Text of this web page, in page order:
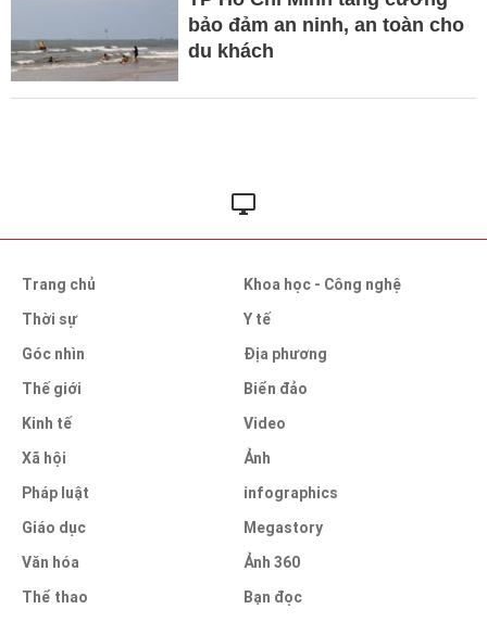
bảo đảm an ninh, an toàn cho
du khách
Trang chủ
Thời sự
Góc nhìn
Thế giới
Kinh tế
Xã hội
Pháp luật
Giáo dục
Văn hóa
Thể thao
Khoa học - Công nghệ
Y tế
Địa phương
Biển đảo
Video
Ảnh
infographics
Megastory
Ảnh 360
Bạn đọc